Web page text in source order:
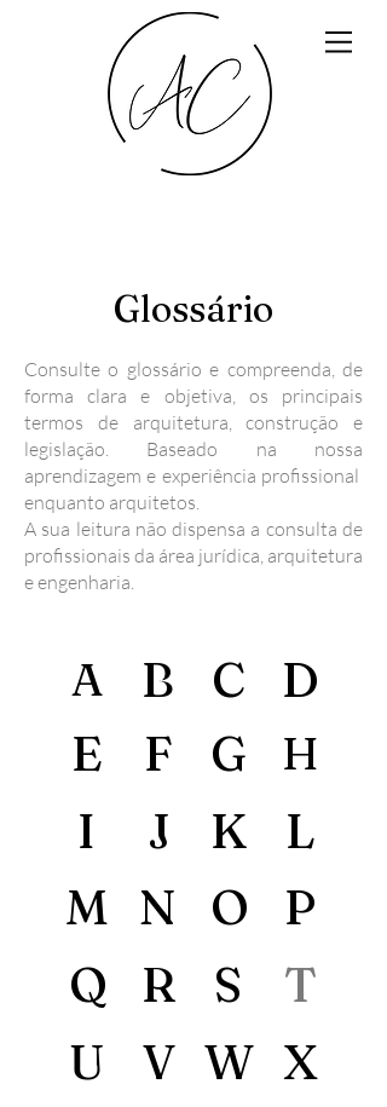
Glossário
Consulte o glossário e compreenda, de
forma clara e objetiva, os principais
termos de arquitetura, construção e
legislação. Baseado na nossa
aprendizagem e experiência profissional
enquanto arquitetos.
A sua leitura não dispensa a consulta de
profissionais da área jurídica, arquitetura
e engenharia.
A
E
I
M
Q
U
B
F
J
N
R
V
C
G
K
O
S
W
D
H
L
P
T
X